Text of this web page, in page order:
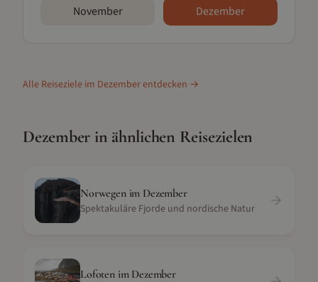
November Dezember
Alle Reiseziele im Dezemberentdecken →
Dezember in ähnlichen Reisezielen
Norwegenim Dezember
Spektakuläre Fjorde und nordische Natur
Lofotenim Dezember